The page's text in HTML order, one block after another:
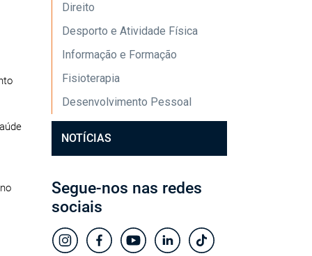
Direito
Desporto e Atividade Física
Informação e Formação
Fisioterapia
Desenvolvimento Pessoal
NOTÍCIAS
Segue-nos nas redes
sociais